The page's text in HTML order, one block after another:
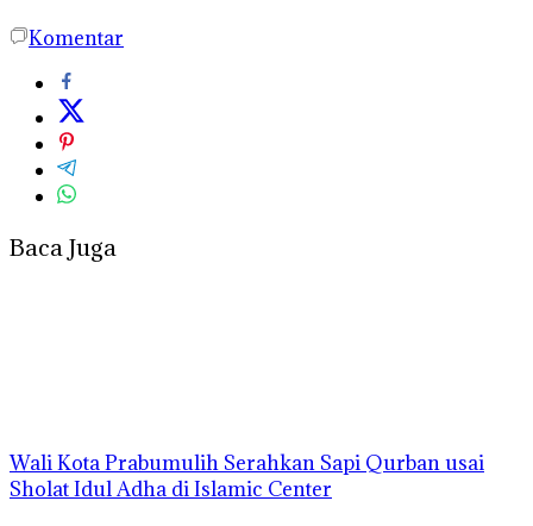
Komentar
Baca Juga
Wali Kota Prabumulih Serahkan Sapi Qurban usai
Sholat Idul Adha di Islamic Center